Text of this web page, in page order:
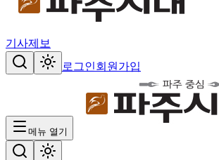
기사제보
로그인회원가입
메뉴 열기